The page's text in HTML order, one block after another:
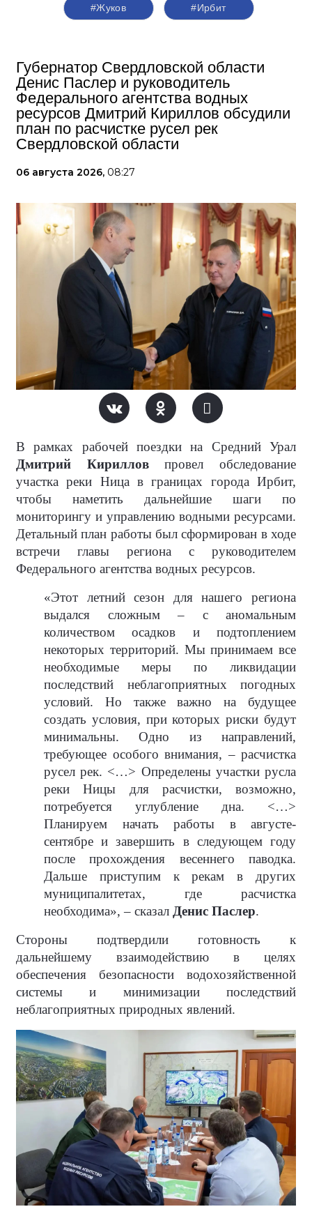
#Жуков #Ирбит
Губернатор Свердловской области
Денис Паслер и руководитель
Федерального агентства водных
ресурсов Дмитрий Кириллов обсудили
план по расчистке русел рек
Свердловской области
06 августа 2026, 08:27
В рамках рабочей поездки на Средний Урал
Дмитрий Кирилловпровел обследование
участка реки Ница в границах города Ирбит,
чтобы наметить дальнейшие шаги по
мониторингу и управлению водными ресурсами.
Детальный план работы был сформирован в ходе
встречи главы региона с руководителем
Федерального агентства водных ресурсов.
«Этот летний сезон для нашего региона
выдался сложным – с аномальным
количеством осадков и подтоплением
некоторых территорий. Мы принимаем все
необходимые меры по ликвидации
последствий неблагоприятных погодных
условий. Но также важно на будущее
создать условия, при которых риски будут
минимальны. Одно из направлений,
требующее особого внимания, – расчистка
русел рек. <…> Определены участки русла
реки Ницы для расчистки, возможно,
потребуется углубление дна. <…>
Планируем начать работы в августе-
сентябре и завершить в следующем году
после прохождения весеннего паводка.
Дальше приступим к рекам в других
муниципалитетах, где расчистка
необходима», – сказал Денис Паслер.
Стороны подтвердили готовность к
дальнейшему взаимодействию в целях
обеспечения безопасности водохозяйственной
системы и минимизации последствий
неблагоприятных природных явлений.